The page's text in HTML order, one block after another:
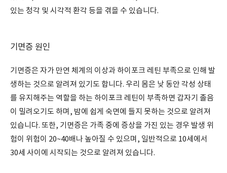
있는 청각 및 시각적 환각 등을 겪을 수 있습니다.
기면증 원인
기면증은 자가 만연 체계의 이상과 하이포크 레틴 부족으로 인해 발
생하는 것으로 알려져 있기도 합니다. 우리 몸은 낮 동안 각성 상태
를 유지해주는 역할을 하는 하이포크 레틴이 부족하면 갑자기 졸음
이 밀려오기도 하며, 밤에 쉽게 숙면에 들지 못하는 것으로 알려져
있습니다. 또한, 기면증은 가족 중에 증상을 가진 있는 경우 발생 위
험이 위험이 20~40배나 높아질 수 있으며, 일반적으로 10세에서
30세 사이에 시작되는 것으로 알려져 있습니다.